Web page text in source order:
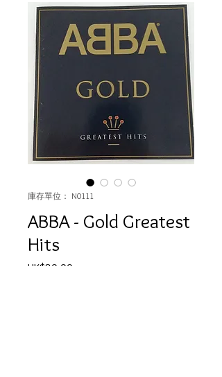
庫存單位： N0111
ABBA - Gold Greatest
Hits
HK$80.00